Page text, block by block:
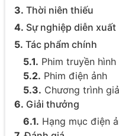
3. Thời niên thiếu
4. Sự nghiệp diễn xuất
5. Tác phẩm chính
5.1. Phim truyền hình
5.2. Phim điện ảnh
5.3. Chương trình
6. Giải thưởng
6.1. Hạng mục điện